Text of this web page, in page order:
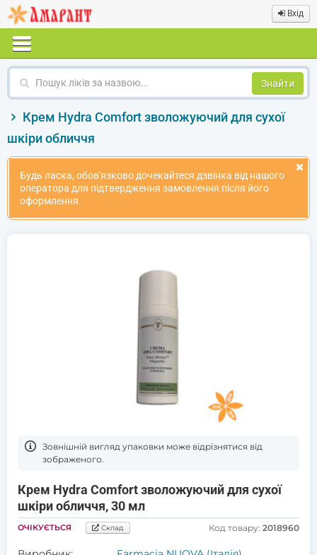
Вхід
Пошук
назвою
Крем Hydra Comfort зволожуючий для сухої
шкіри обличчя
Будь ласка, обов'язково дочекайтеся дзвінка від нашого
оператора для підтвердження замовлення після його
оформлення.
Зовнішній вигляд упаковки може відрізнятися від
зображеного.
Крем Hydra Comfort зволожуючий для сухої
шкіри обличчя, 30 мл
ОЧІКУЄТЬСЯ Склад Код товару: 2018960